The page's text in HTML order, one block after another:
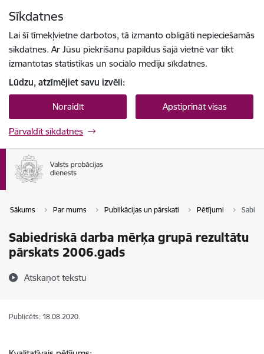
Sīkdatnes
Lai šī tīmekļvietne darbotos, tā izmanto obligāti nepieciešamās
sīkdatnes. Ar Jūsu piekrišanu papildus šajā vietnē var tikt
izmantotas statistikas un sociālo mediju sīkdatnes.
Lūdzu, atzīmējiet savu izvēli:
Noraidīt Apstiprināt visas
Pārvaldīt sīkdatnes
Sākums Par mums Publikācijas un pārskati Pētījumi
Sabiedriskā darba mērķa grupā rezultātu
pārskats 2006.gads
Atskaņot tekstu
Publicēts: 18.08.2020.